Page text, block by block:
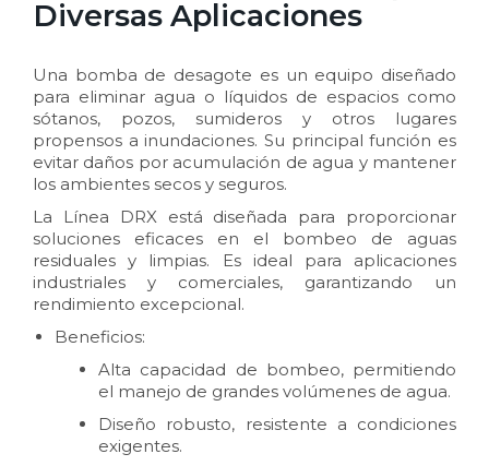
Diversas Aplicaciones
Una bomba de desagote es un equipo diseñado
para eliminar agua o líquidos de espacios como
sótanos, pozos, sumideros y otros lugares
propensos a inundaciones. Su principal función es
evitar daños por acumulación de agua y mantener
los ambientes secos y seguros.
La Línea DRX está diseñada para proporcionar
soluciones eficaces en el bombeo de aguas
residuales y limpias. Es ideal para aplicaciones
industriales y comerciales, garantizando un
rendimiento excepcional.
Beneficios:
Alta capacidad de bombeo, permitiendo
el manejo de grandes volúmenes de agua.
Diseño robusto, resistente a condiciones
exigentes.